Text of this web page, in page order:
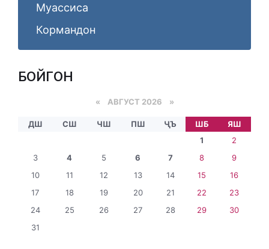
Муассиса
Кормандон
БОЙГОНӢ
« АВГУСТ 2026 »
ДШ СШ ЧШ ПШ ҶЪ ШБ
ЯШ
1
2
3
4 5 6 7 8
9
10
11 12 13 14 15
16
17
18 19 20 21 22
23
24
25 26 27 28 29
30
31